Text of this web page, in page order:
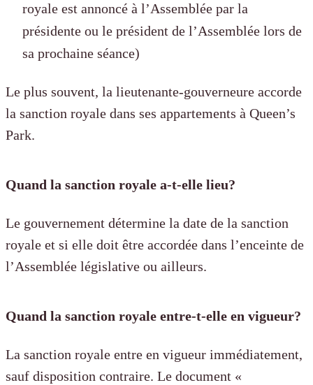
royale est annoncé à l’Assemblée par la
présidente ou le président de l’Assemblée lors de
sa prochaine séance)
Le plus souvent, la lieutenante-gouverneure accorde
la sanction royale dans ses appartements à Queen’s
Park.
Quand la sanction royale a-t-elle lieu?
Le gouvernement détermine la date de la sanction
royale et si elle doit être accordée dans l’enceinte de
l’Assemblée législative ou ailleurs.
Quand la sanction royale entre-t-elle en vigueur?
La sanction royale entre en vigueur immédiatement,
sauf disposition contraire. Le document «